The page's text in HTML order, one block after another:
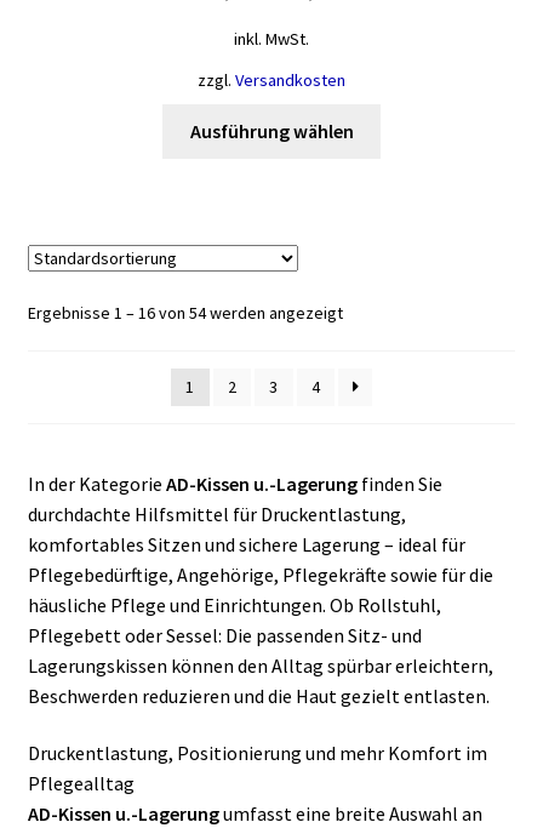
inkl. MwSt.
zzgl. Versandkosten
Ausführung wählen
gewählt
werden
Ergebnisse 1 – 16 von 54 werden angezeigt
1 2 3 4
In der Kategorie AD-Kissen u.-Lagerungfinden Sie
durchdachte Hilfsmittel für Druckentlastung,
komfortables Sitzen und sichere Lagerung – ideal für
Pflegebedürftige, Angehörige, Pflegekräfte sowie für die
häusliche Pflege und Einrichtungen. Ob Rollstuhl,
Pflegebett oder Sessel: Die passenden Sitz- und
Lagerungskissen können den Alltag spürbar erleichtern,
Beschwerden reduzieren und die Haut gezielt entlasten.
Druckentlastung, Positionierung und mehr Komfort im
Pflegealltag
AD-Kissen u.-Lagerungumfasst eine breite Auswahl an